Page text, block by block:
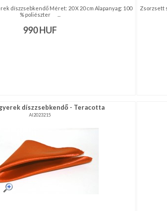
díszzsebkendő Méret: 20 X 20 cm Alapanyag: 100
% poliészter ...
990HUF
Zsorzsett
díszzsebkendő - Teracotta
AI2023215